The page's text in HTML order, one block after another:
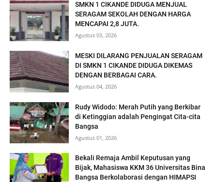
SMKN 1 CIKANDE DIDUGA MENJUAL
SERAGAM SEKOLAH DENGAN HARGA
MENCAPAI 2,8 JUTA.
Agustus 03, 2026
MESKI DILARANG PENJUALAN SERAGAM
DI SMKN 1 CIKANDE DIDUGA DIKEMAS
DENGAN BERBAGAI CARA.
Agustus 04, 2026
Rudy Widodo: Merah Putih yang Berkibar
di Ketinggian adalah Pengingat Cita-cita
Bangsa
Agustus 01, 2026
Bekali Remaja Ambil Keputusan yang
Bijak, Mahasiswa KKM 36 Universitas Bina
Bangsa Berkolaborasi dengan HIMAPSI